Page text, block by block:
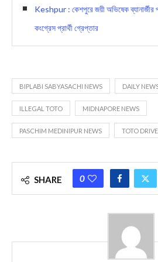
Keshpur : কেশপুরে জয়ী অভিষেক ব্যানার্জীর
কংগ্রেস প্রার্থী গ্রেপ্তার
BIPLABI SABYASACHI NEWS DAILY
ILLEGAL TOTO MIDNAPORE NEWS
PASCHIM MEDINIPUR NEWS TOTO
SHARE 0